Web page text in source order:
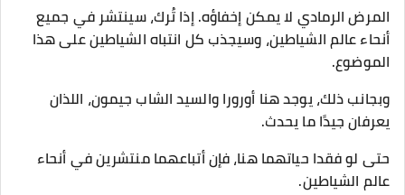
المرض الرمادي لا يمكن إخفاؤه. إذا تُرك، سينتشر في جميع
أنحاء عالم الشياطين، وسيجذب كل انتباه الشياطين على هذا
الموضوع.
وبجانب ذلك، يوجد هنا أورورا والسيد الشاب جيمون، اللذان
يعرفان جيدًا ما يحدث.
حتى لو فقدا حياتهما هنا، فإن أتباعهما منتشرين في أنحاء
عالم الشياطين.